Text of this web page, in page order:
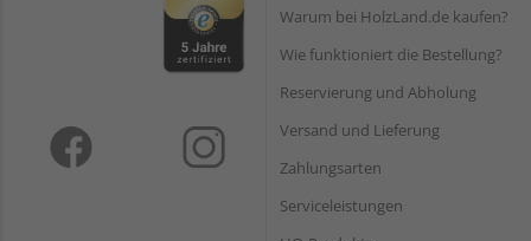
Warum bei HolzLand.de kaufen?
Wie funktioniert die Bestellung?
Reservierung und Abholung
Versand und Lieferung
Zahlungsarten
Serviceleistungen